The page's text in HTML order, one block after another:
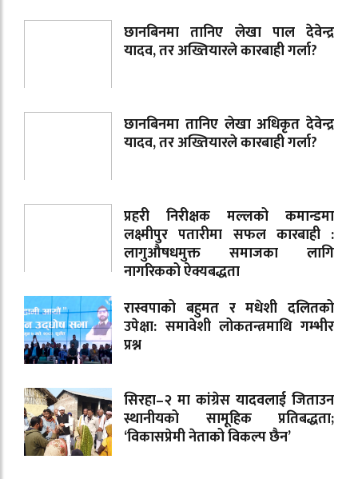
छानबिनमा तानिए लेखा पाल देवेन्द्र
यादव, तर अख्तियारले कारबाही गर्ला?
छानबिनमा तानिए लेखा अधिकृत देवेन्द्र
यादव, तर अख्तियारले कारबाही गर्ला?
प्रहरी निरीक्षक मल्लको कमान्डमा
लक्ष्मीपुर पतारीमा सफल कारबाही :
लागुऔषधमुक्त समाजका लागि
नागरिकको ऐक्यबद्धता
रास्वपाको बहुमत र मधेशी दलितको
उपेक्षा: समावेशी लोकतन्त्रमाथि गम्भीर
प्रश्न
सिरहा–२ मा कांग्रेस यादवलाई जिताउन
स्थानीयको सामूहिक प्रतिबद्धता;
‘विकासप्रेमी नेताको विकल्प छैन’